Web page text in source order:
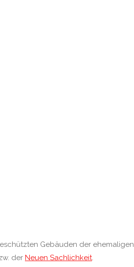
Gebäuden der ehemaligen
der Neuen Sachlichkeit.